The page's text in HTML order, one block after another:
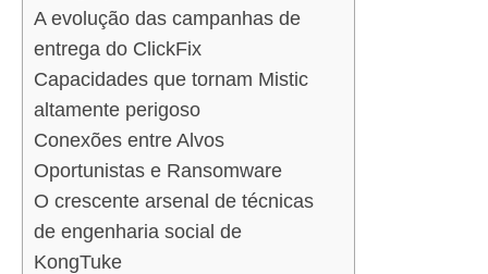
A evolução das campanhas de
entrega do ClickFix
Capacidades que tornam Mistic
altamente perigoso
Conexões entre Alvos
Oportunistas e Ransomware
O crescente arsenal de técnicas
de engenharia social de
KongTuke